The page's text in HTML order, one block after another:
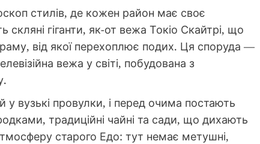
стилів, де кожен район має своє
скляні гіганти, як-от вежа Токіо Скайтрі, що
від якої перехоплює подих. Ця споруда —
вежа у світі, побудована з
у вузькі провулки, і перед очима постають
традиційні чайні та сади, що дихають
старого Едо: тут немає метушні,